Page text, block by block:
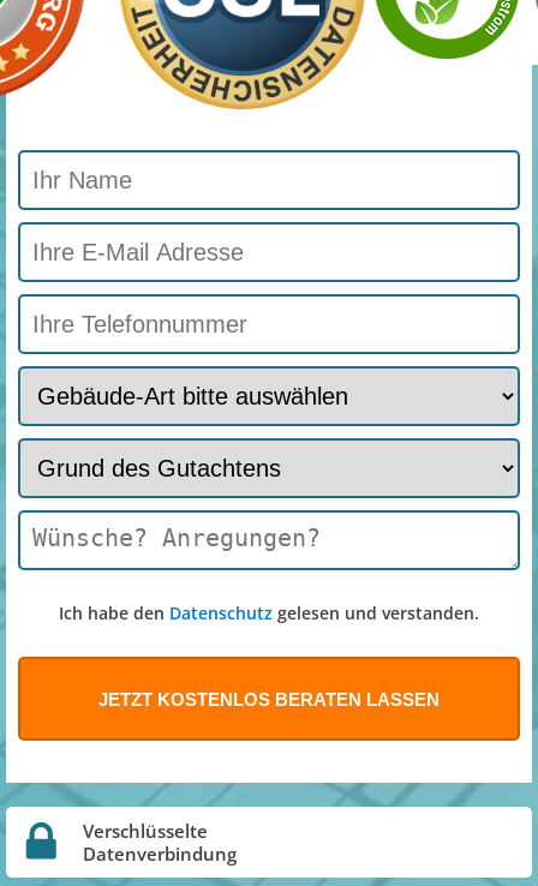
Ich habe den Datenschutz gelesen und verstanden.
Verschlüsselte
Datenverbindung